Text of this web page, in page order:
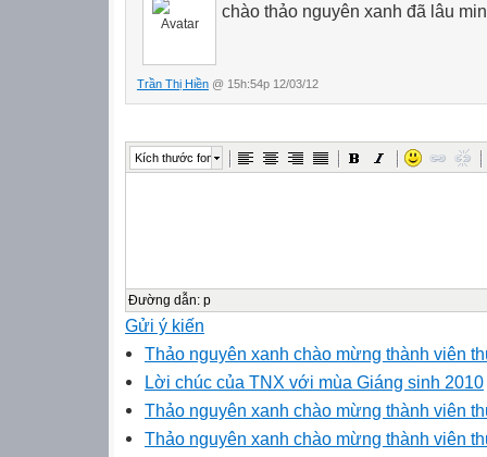
chào thảo nguyên xanh đã lâu
Trần Thị Hiền @ 15h:54p 12/03/12
Kích thước font
Đường dẫn: p
Gửi ý kiến
Thảo nguyên xanh chào mừng thành viên
Lời chúc của TNX với mùa Giáng sinh 2010
Thảo nguyên xanh chào mừng thành viên
Thảo nguyên xanh chào mừng thành viên